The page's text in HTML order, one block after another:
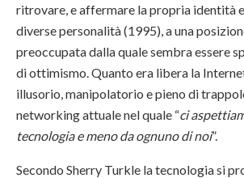
ritrovare, e affermare la propria identità
diverse personalità (1995), a una
preoccupata dalla quale sembra essere
di ottimismo. Quanto era libera la
illusorio, manipolatorio e pieno di
networking attuale nel quale “ci
tecnologia e meno da ognuno di noi”.
Secondo Sherry Turkle la tecnologia si